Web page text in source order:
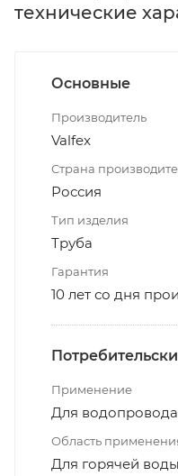
технические
Основные
Производитель
Valfex
Страна
Россия
Тип изделия
Труба
Гарантия
10 лет со дня
Применение
Для
Область
Для горячей